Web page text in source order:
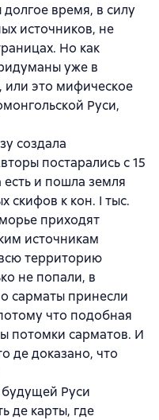
время, в силу
источников, не
Но как
уже в
это мифическое
Руси,
создала
постарались с 15
есть и пошла земля
скифов к кон. I тыс.
приходят
источникам
территорию
не попали, в
сарматы принесли
что подобная
потомки сарматов. И
де доказано, что
Руси
де карты, где